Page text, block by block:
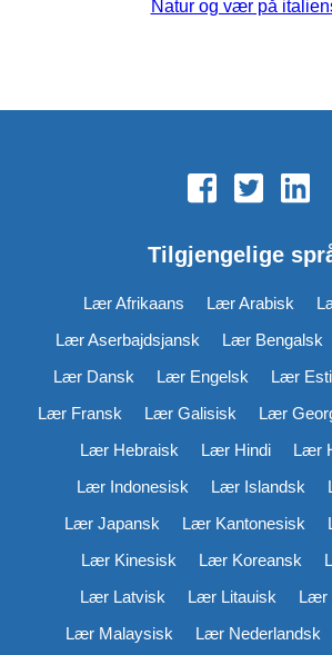
Natur og vær på
Tilgjengelige
Lær Afrikaans Lær Arabisk
Lær Aserbajdsjansk
Lær Bengalsk
Lær Dansk
Lær Engelsk Lær
Lær Fransk
Lær Galisisk Lær
Lær Hebraisk
Lær Hindi
Lær
Lær Indonesisk
Lær Islandsk
Lær Japansk
Lær Kantonesisk
Lær Kinesisk
Lær Koreansk
Lær Latvisk
Lær Litauisk
Lær
Lær Malaysisk
Lær Nederlandsk